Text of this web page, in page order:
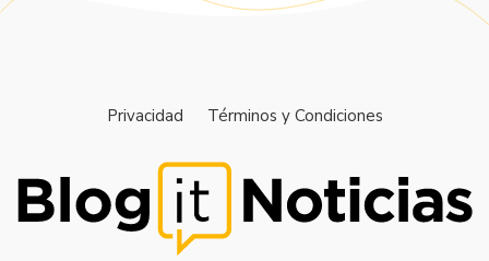
Privacidad Términos y Condiciones